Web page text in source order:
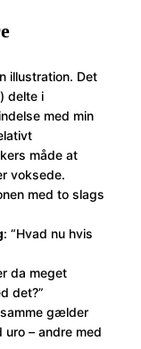
illustration. Det
delte i
med min
måde at
voksede.
med to slags
: “Hvad nu hvis
da meget
det?”
gælder
– andre med